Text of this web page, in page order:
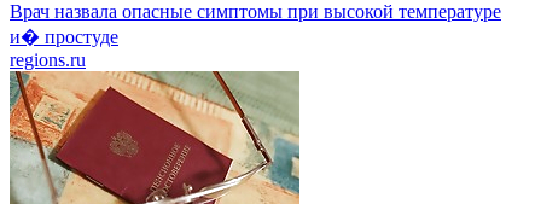
Врач назвала опасные симптомы при высокой температуре
и� простуде
regions.ru